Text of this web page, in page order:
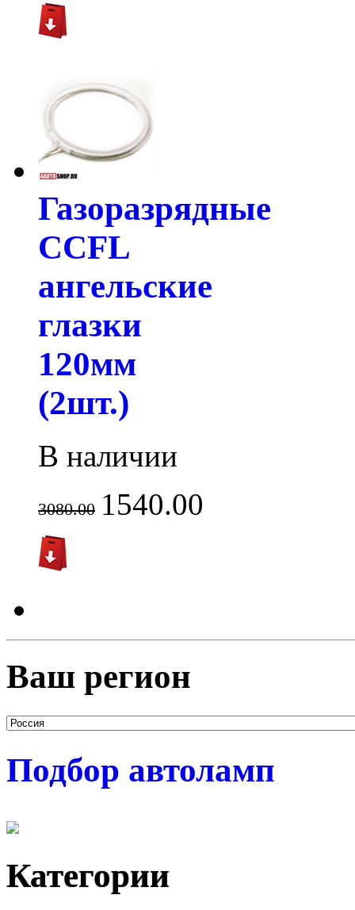
Газоразрядные
CCFL
ангельские
глазки
120мм
(2шт.)
В наличии
3080.00 1540.00
Ваш регион
Подбор автоламп
Категории